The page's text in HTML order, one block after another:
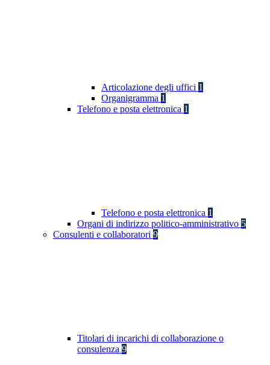
Articolazione degli uffici 1
Organigramma 1
Telefono e posta elettronica 1
Telefono e posta elettronica 1
Organi di indirizzo politico-amministrativo 5
Consulenti e collaboratori 9
Titolari di incarichi di collaborazione o
consulenza 9